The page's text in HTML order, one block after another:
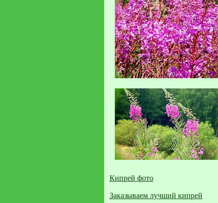
Кипрей фото
Заказываем лучший кипрей